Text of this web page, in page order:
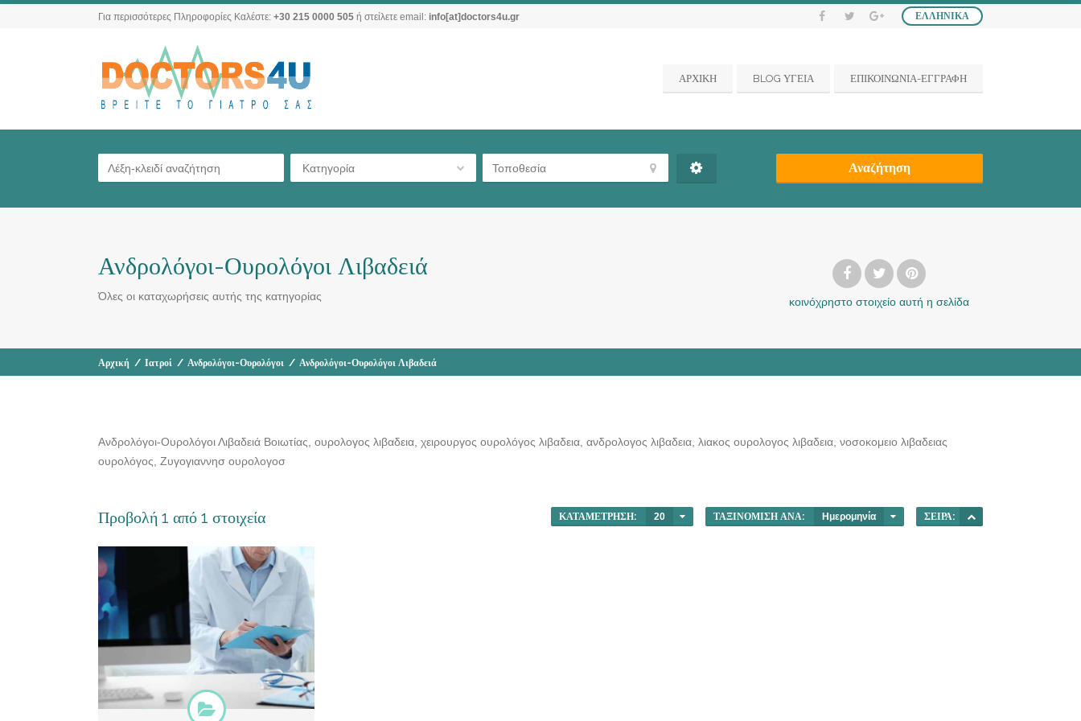
ΕΛΛΗΝΙΚΆ
Για περισσότερες Πληροφορίες Καλέστε: +30 215 0000 505 ή στείλετε email: info[at]doctors4u.gr
ΑΡΧΙΚΗ BLOG ΥΓΕΙΑ ΕΠΙΚΟΙΝΩΝΙΑ-ΕΓΓΡΑΦΗ
Κατηγορία Αναζήτηση
Ανδρολόγοι-Ουρολόγοι Λιβαδειά
Όλες οι καταχωρήσεις αυτής της κατηγορίας κοινόχρηστο στοιχείο αυτή η σελίδα
Αρχική / Ιατροί / Ανδρολόγοι-Ουρολόγοι / Ανδρολόγοι-Ουρολόγοι Λιβαδειά
Ανδρολόγοι-Ουρολόγοι Λιβαδειά Βοιωτίας, ουρολογος λιβαδεια, χειρουργος ουρολόγος λιβαδεια, ανδρολογος λιβαδεια, λιακος ουρολογος λιβαδεια, νοσοκομειο λιβαδειας
ουρολόγος, Ζυγογιαννησ ουρολογοσ
Προβολή 1 από 1 στοιχεία ΚΑΤΑΜΈΤΡΗΣΗ: 20 ΤΑΞΙΝΌΜΙΣΗ ΑΝΆ: Ημερομηνία ΣΕΙΡΆ: